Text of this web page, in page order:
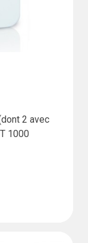
2 avec
1000